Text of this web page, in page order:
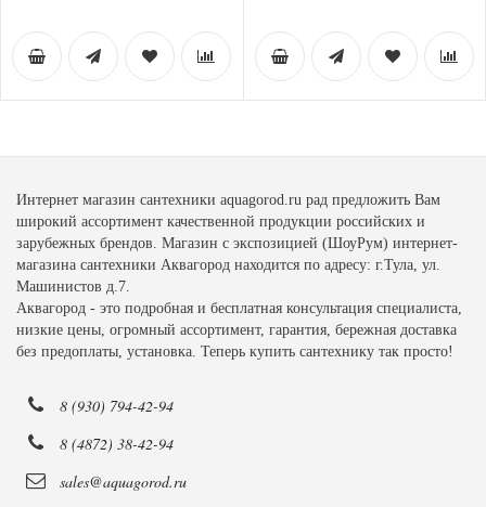
Интернет магазин сантехники aquagorod.ru рад предложить Вам
широкий ассортимент качественной продукции российских и
зарубежных брендов. Магазин с экспозицией (ШоуРум) интернет-
магазина сантехники Аквагород находится по адресу: г.Тула, ул.
Машинистов д.7.
Аквагород - это подробная и бесплатная консультация специалиста,
низкие цены, огромный ассортимент, гарантия, бережная доставка
без предоплаты, установка. Теперь купить сантехнику так просто!
8 (930) 794-42-94
8 (4872) 38-42-94
sales@aquagorod.ru